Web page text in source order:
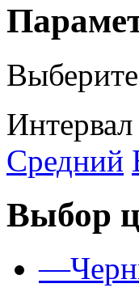
Средний
Выбор
—